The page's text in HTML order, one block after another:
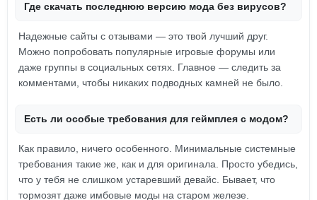
Где скачать последнюю версию мода без вирусов?
Надежные сайты с отзывами — это твой лучший друг.
Можно попробовать популярные игровые форумы или
даже группы в социальных сетях. Главное — следить за
комментами, чтобы никаких подводных камней не было.
Есть ли особые требования для геймплея с модом?
Как правило, ничего особенного. Минимальные системные
требования такие же, как и для оригинала. Просто убедись,
что у тебя не слишком устаревший девайс. Бывает, что
тормозят даже имбовые моды на старом железе.